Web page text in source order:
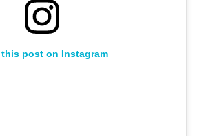
this post on Instagram